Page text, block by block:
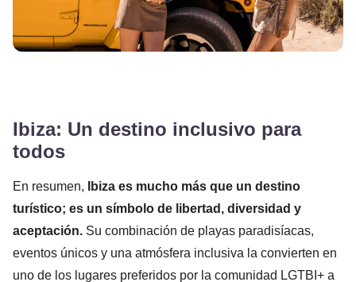
Ibiza: Un destino inclusivo para
todos
En resumen,
Ibiza es mucho más que un destino
turístico; es un símbolo de libertad, diversidad y
aceptación. Su combinación de playas paradisíacas,
eventos únicos y una atmósfera inclusiva la convierten en
uno de los lugares preferidos por la comunidad LGTBI+ a